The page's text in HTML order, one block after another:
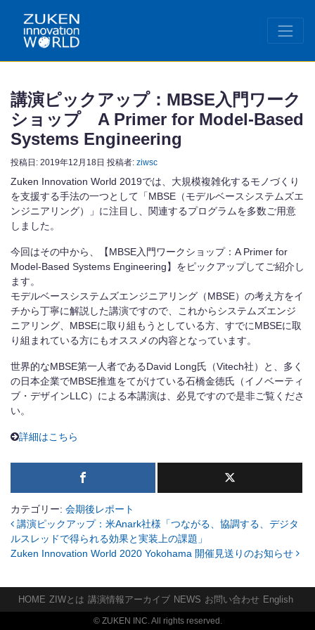
講演ピックアップ：MBSE入門ワーク
ショップ A Primer for Model-Based
Systems Engineering
投稿日: 2019年12月18日 投稿者: ziwsc
Zuken Innovation World 2019では、大規模複雑化するモノづくり
を支援する手法の一つとして「MBSE（モデルベースシステムズエ
ンジニアリング）」に注目し、関連するプログラムを多数ご用意
しました。
今回はその中から、【MBSE入門ワークショップ：A Primer for
Model-Based Systems Engineering】をピックアップしてご紹介し
ます。
モデルベースシステムズエンジニアリング（MBSE）の考え方をイ
チから丁寧に解説した講演ですので、これからシステムズエンジ
ニアリング、MBSEに取り組もうとしている方、すでにMBSEに取
り組まれている方にもオススメの内容となっています。
世界的なMBSE第一人者であるDavid Long氏（Vitech社）と、多く
の日本企業でMBSE推進をてがけている石橋金徳氏（イノベーティ
ブ・デザインLLC）による本講演は、必見ですので是非ご覧くださ
い。
詳細はこちら
カテゴリー: 会期後レポート
投稿ナビゲーション
講演ピックアップ：米Anark社様「つながる、協調する、デジタ
ルスレッドで得られる効果と実装上の課題」
Zuken Innovation World 2020 Yokohama 開催見送りのお知らせ
HOME ZIWとは 講演情報アーカイブ NEWS お問い合わせ English
© ZUKEN INC. All rights reserved.